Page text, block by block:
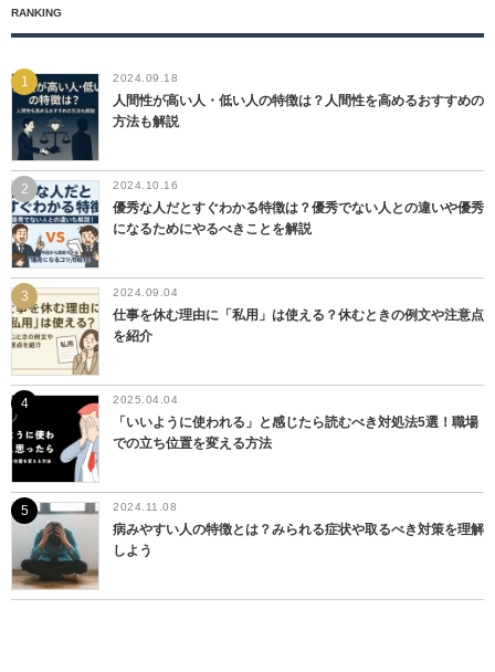
RANKING
2024.09.18
人間性が高い人・低い人の特徴は？人間性を高めるおすすめの
方法も解説
2024.10.16
優秀な人だとすぐわかる特徴は？優秀でない人との違いや優秀
になるためにやるべきことを解説
2024.09.04
仕事を休む理由に「私用」は使える？休むときの例文や注意点
を紹介
2025.04.04
「いいように使われる」と感じたら読むべき対処法5選！職場
での立ち位置を変える方法
2024.11.08
病みやすい人の特徴とは？みられる症状や取るべき対策を理解
しよう